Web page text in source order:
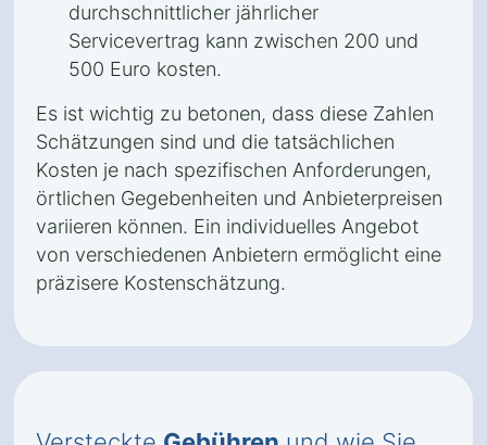
durchschnittlicher jährlicher
Servicevertrag kann zwischen 200 und
500 Euro kosten.
Es ist wichtig zu betonen, dass diese Zahlen
Schätzungen sind und die tatsächlichen
Kosten je nach spezifischen Anforderungen,
örtlichen Gegebenheiten und Anbieterpreisen
variieren können. Ein individuelles Angebot
von verschiedenen Anbietern ermöglicht eine
präzisere Kostenschätzung.